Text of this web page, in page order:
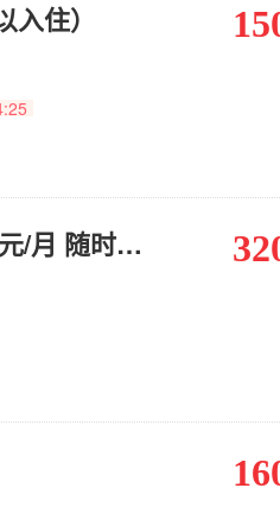
住）
整租·帝景门头房155m²共两层3500元/月 随时看房